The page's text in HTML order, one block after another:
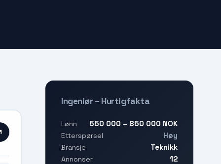
Ingeniør – Hurtigfakta
Lønn 550 000 – 850 000 NOK
Etterspørsel Høy
Bransje Teknikk
Annonser 12